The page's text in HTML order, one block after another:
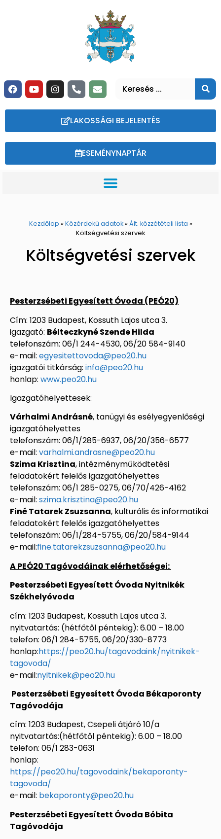
LAKOSSÁGI BEJELENTÉS
ESEMÉNYNAPTÁR
Kezdőlap » Közérdekű adatok» Ált. közzétételi lista »
Költségvetési szervek
Költségvetési szervek
Pesterzsébeti Egyesített Óvoda (PEÓ20)
Cím: 1203 Budapest, Kossuth Lajos utca 3.
igazgató: Bélteczkyné Szende Hilda
telefonszám: 06/1 244-4530, 06/20 584-9140
e-mail: egyesitettovoda@peo20.hu
igazgatói titkárság: info@peo20.hu
honlap: www.peo20.hu
Igazgatóhelyettesek:
Várhalmi Andrásné, tanügyi és esélyegyenlőségi
igazgatóhelyettes
telefonszám: 06/1/285-6937, 06/20/356-6577
e-mail: varhalmi.andrasne@peo20.hu
Szima Krisztina, intézményműködtetési
feladatokért felelős igazgatóhelyettes
telefonszám: 06/1 285-0275, 06/70/426-4162
e-mail: szima.krisztina@peo20.hu
Finé Tatarek Zsuzsanna, kulturális és informatikai
feladatokért felelős igazgatóhelyettes
telefonszám: 06/1/284-5755, 06/20/584-9144
e-mail:fine.tatarekzsuzsanna@peo20.hu
A PEÓ20 Tagóvodáinak elérhetőségei:
Pesterzsébeti Egyesített Óvoda Nyitnikék
Székhelyóvoda
cím: 1203 Budapest, Kossuth Lajos utca 3.
nyitvatartás: (hétfőtől péntekig): 6.00 – 18.00
telefon: 06/1 284-5755, 06/20/330-8773
honlap:https://peo20.hu/tagovodaink/nyitnikek-
tagovoda/
e-mail:nyitnikek@peo20.hu
Pesterzsébeti Egyesített Óvoda Békaporonty
Tagóvodája
cím: 1203 Budapest, Csepeli átjáró 10/a
nyitvatartás:(hétfőtől péntekig): 6.00 – 18.00
telefon: 06/1 283-0631
honlap:
https://peo20.hu/tagovodaink/bekaporonty-
tagovoda/
e-mail: bekaporonty@peo20.hu
Pesterzsébeti Egyesített Óvoda Bóbita
Tagóvodája